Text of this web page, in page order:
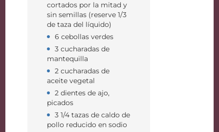
cortados por la mitad y
sin semillas (reserve 1/3
de taza del líquido)
6 cebollas verdes
3 cucharadas de
mantequilla
2 cucharadas de
aceite vegetal
2 dientes de ajo,
picados
3 1/4 tazas de caldo de
pollo reducido en sodio